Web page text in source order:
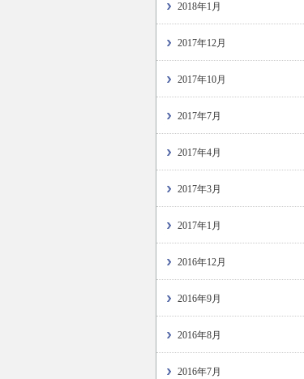
2018年1月
2017年12月
2017年10月
2017年7月
2017年4月
2017年3月
2017年1月
2016年12月
2016年9月
2016年8月
2016年7月